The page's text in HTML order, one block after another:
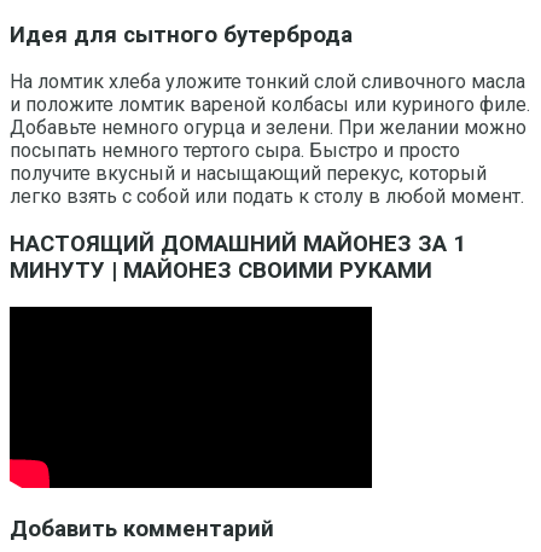
Идея для сытного бутерброда
На ломтик хлеба уложите тонкий слой сливочного масла
и положите ломтик вареной колбасы или куриного филе.
Добавьте немного огурца и зелени. При желании можно
посыпать немного тертого сыра. Быстро и просто
получите вкусный и насыщающий перекус, который
легко взять с собой или подать к столу в любой момент.
НАСТОЯЩИЙ ДОМАШНИЙ МАЙОНЕЗ ЗА 1
МИНУТУ | МАЙОНЕЗ СВОИМИ РУКАМИ
Добавить комментарий